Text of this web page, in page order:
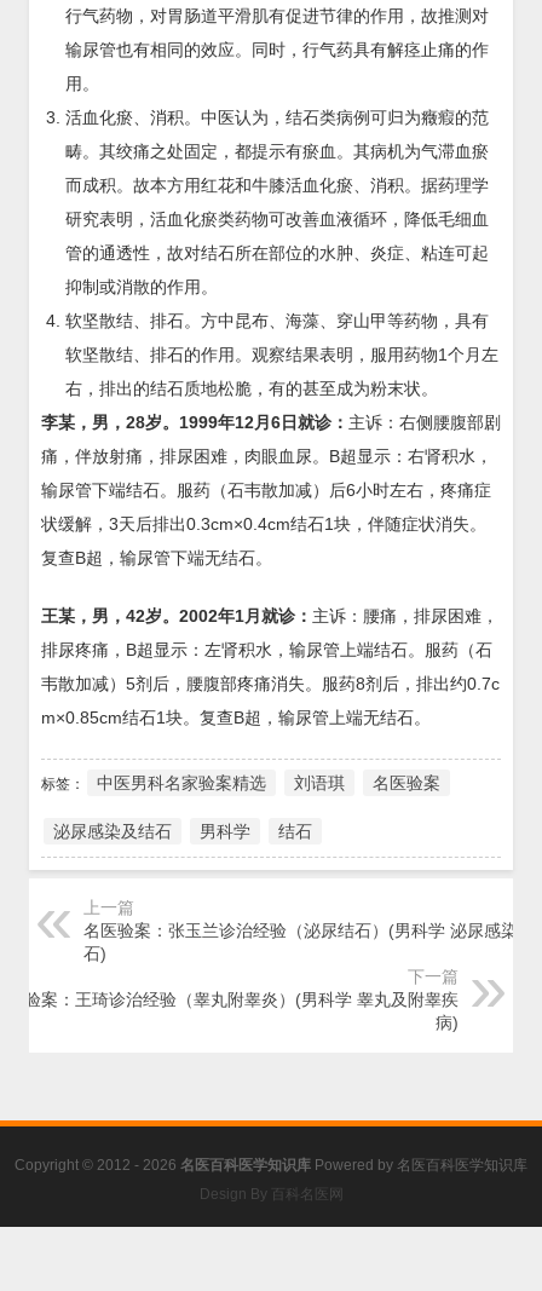
行气药物，对胃肠道平滑肌有促进节律的作用，故推测对
输尿管也有相同的效应。同时，行气药具有解痉止痛的作
用。
活血化瘀、消积。中医认为，结石类病例可归为癥瘕的范
畴。其绞痛之处固定，都提示有瘀血。其病机为气滞血瘀
而成积。故本方用红花和牛膝活血化瘀、消积。据药理学
研究表明，活血化瘀类药物可改善血液循环，降低毛细血
管的通透性，故对结石所在部位的水肿、炎症、粘连可起
抑制或消散的作用。
软坚散结、排石。方中昆布、海藻、穿山甲等药物，具有
软坚散结、排石的作用。观察结果表明，服用药物1个月左
右，排出的结石质地松脆，有的甚至成为粉末状。
李某，男，28岁。1999年12月6日就诊： 主诉：右侧腰腹部剧
痛，伴放射痛，排尿困难，肉眼血尿。B超显示：右肾积水，
输尿管下端结石。服药（石韦散加减）后6小时左右，疼痛症
状缓解，3天后排出0.3cm×0.4cm结石1块，伴随症状消失。
复查B超，输尿管下端无结石。
王某，男，42岁。2002年1月就诊： 主诉：腰痛，排尿困难，
排尿疼痛，B超显示：左肾积水，输尿管上端结石。服药（石
韦散加减）5剂后，腰腹部疼痛消失。服药8剂后，排出约0.7c
m×0.85cm结石1块。复查B超，输尿管上端无结石。
标签： 中医男科名家验案精选 刘语琪 名医验案
泌尿感染及结石 男科学 结石
上一篇
名医验案：张玉兰诊治经验（泌尿结石）(男科学 泌尿感染及
石)
下一篇
医验案：王琦诊治经验（睾丸附睾炎）(男科学 睾丸及附睾疾
病)
Copyright © 2012 - 2026 名医百科医学知识库 Powered by 名医百科医学知识库
Design By 百科名医网